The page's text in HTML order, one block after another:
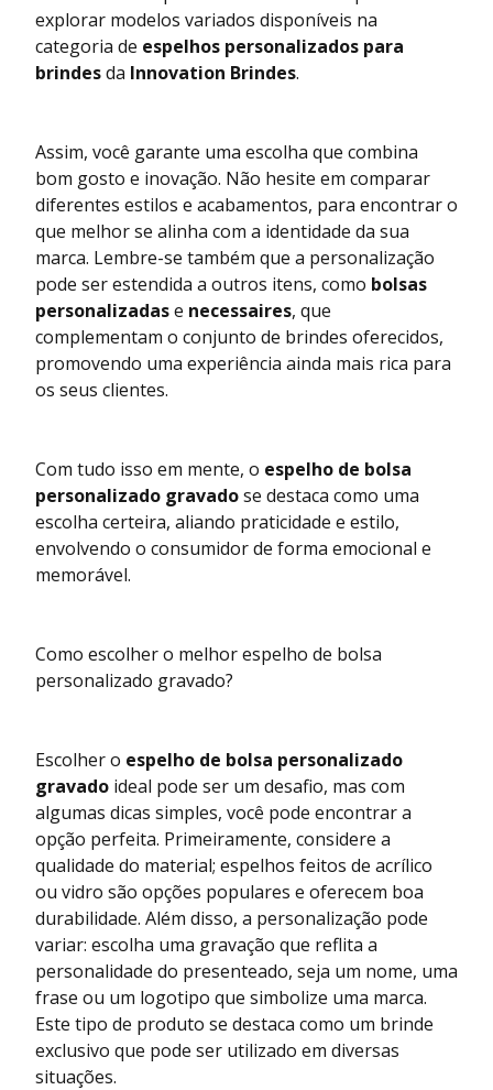
explorar modelos variados disponíveis na
categoria de espelhos personalizados para
brindesda Innovation Brindes.
Assim, você garante uma escolha que combina
bom gosto e inovação. Não hesite em comparar
diferentes estilos e acabamentos, para encontrar o
que melhor se alinha com a identidade da sua
marca. Lembre-se também que a personalização
pode ser estendida a outros itens, como bolsas
personalizadase necessaires, que
complementam o conjunto de brindes oferecidos,
promovendo uma experiência ainda mais rica para
os seus clientes.
Com tudo isso em mente, o espelho de bolsa
personalizado gravadose destaca como uma
escolha certeira, aliando praticidade e estilo,
envolvendo o consumidor de forma emocional e
memorável.
Como escolher o melhor espelho de bolsa
personalizado gravado?
Escolher o espelho de bolsa personalizado
gravado ideal pode ser um desafio, mas com
algumas dicas simples, você pode encontrar a
opção perfeita. Primeiramente, considere a
qualidade do material; espelhos feitos de acrílico
ou vidro são opções populares e oferecem boa
durabilidade. Além disso, a personalização pode
variar: escolha uma gravação que reflita a
personalidade do presenteado, seja um nome, uma
frase ou um logotipo que simbolize uma marca.
Este tipo de produto se destaca como um brinde
exclusivo que pode ser utilizado em diversas
situações.